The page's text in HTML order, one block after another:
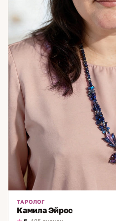
ТАРОЛОГ
Камила Эйрос